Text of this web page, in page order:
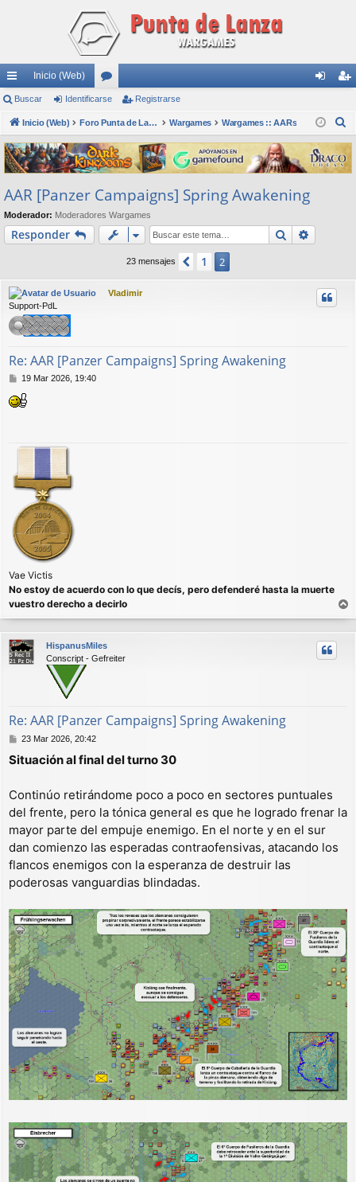
nl
ac
es
rá
pi
do
s
Inicio (Web)
or
os nti
fic
ar
ist
ra
rs
Buscar Identificarse Registrarse
Inicio (Web) Foro Punta de Lanza Wargames Wargames Wargames :: AARs
s
c
AAR [Panzer Campaigns] Spring Awakening
Moderador: Moderadores Wargames
Responder Buscar
23 mensajes Anterior
1 2
Vladimir
Support-PdL
Re: AAR [Panzer Campaigns] Spring Awakening
M
n
e
19 Mar 2026, 19:40
Vae Victis
No estoy de acuerdo con lo que decís, pero defenderé hasta la muerte
vuestro derecho a decirlo
r
r
HispanusMiles
Conscript - Gefreiter
Re: AAR [Panzer Campaigns] Spring Awakening
M
n
j
e
23 Mar 2026, 20:42
Situación al final del turno 30
Continúo retirándome poco a poco en sectores puntuales
del frente, pero la tónica general es que he logrado frenar la
mayor parte del empuje enemigo. En el norte y en el sur
dan comienzo las esperadas contraofensivas, atacando los
flancos enemigos con la esperanza de destruir las
poderosas vanguardias blindadas.